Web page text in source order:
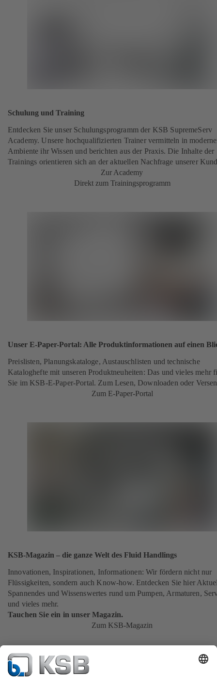
Schulung und Training
Entdecken Sie unser Schulungsprogramm der KSB SupremeServ
Academy. Unsere hochqualifizierten Trainer vermitteln in
Ambiente ihr Wissen und berichten aus der Praxis. Die Inhalte der
Trainings orientieren sich an der aktuellen Nachfrage unserer
Zur Academy
Direkt zum Trainingsprogramm
Unser E-Paper-Portal: Alle Produktinformationen auf einen
Preislisten, Planungskataloge, Austauschlisten und technische
Kataloghefte mit unseren Produktneuheiten: Das und vieles mehr
Sie im KSB-E-Paper-Portal. Zum Lesen, Downloaden oder
Zum E-Paper-Portal
KSB-Magazin – die ganze Welt des Fluid Handlings
Innovationen, Inspirationen, Informationen: Wir fördern nicht nur
Flüssigkeiten, sondern auch Know-how. Entdecken Sie hier
Spannendes und Wissenswertes rund um Pumpen, Armaturen,
und vieles mehr.
Tauchen Sie ein in unser Magazin.
Zum KSB-Magazin